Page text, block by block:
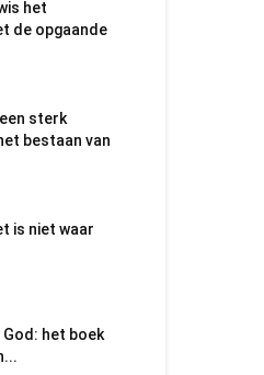
het
de opgaande
sterk
bestaan van
is niet waar
God: het boek